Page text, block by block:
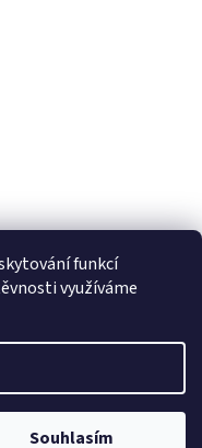
funkcí
využíváme
Souhlasím
práva vyhrazena.